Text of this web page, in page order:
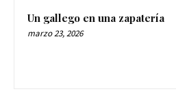
Un gallego en una zapatería
marzo 23, 2026